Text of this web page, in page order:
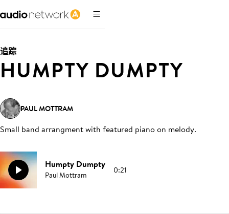
追踪
HUMPTY DUMPTY
PAUL MOTTRAM
Small band arrangment with featured piano on melody.
Humpty Dumpty
Paul Mottram 0:21